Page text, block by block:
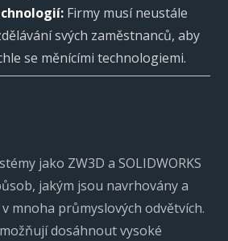
Firmy musí neustále
svých zaměstnanců, aby
se měnícími technologiemi.
jako ZW3D a SOLIDWORKS
jakým jsou navrhovány a
mnoha průmyslových odvětvích.
dosáhnout vysoké